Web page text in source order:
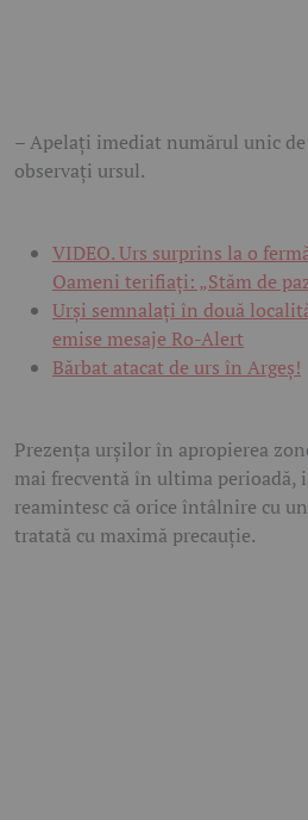
– Apelați imediat numărul unic de
observați ursul.
VIDEO. Urs surprins la o
Oameni terifiați: „Stăm de
Urși semnalați în două
emise mesaje Ro-Alert
Bărbat atacat de urs în Argeș!
Prezența urșilor în apropierea
mai frecventă în ultima perioadă,
reamintesc că orice întâlnire cu
tratată cu maximă precauție.